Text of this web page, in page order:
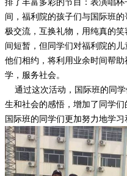
间，福利院的孩子们与国际班
极交流，互换礼物，用纯真的
间短暂，但同学们对福利院的
他们相约，将利用业余时间帮
学，服务社会。
通过这次活动，国际班的同学
生和社会的感悟，增加了同学
国际班的同学们更加努力地学习
 校园新闻
 科学技术实验校